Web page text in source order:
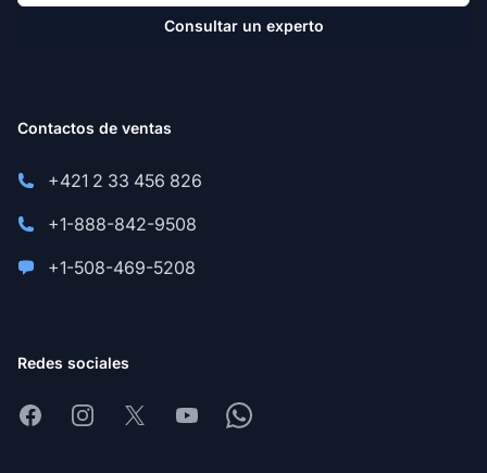
Consultar un experto
Contactos de ventas
+421 2 33 456 826
+1-888-842-9508
+1-508-469-5208
Redes sociales
FacebookInstagram
X YoutubeWhatsapp